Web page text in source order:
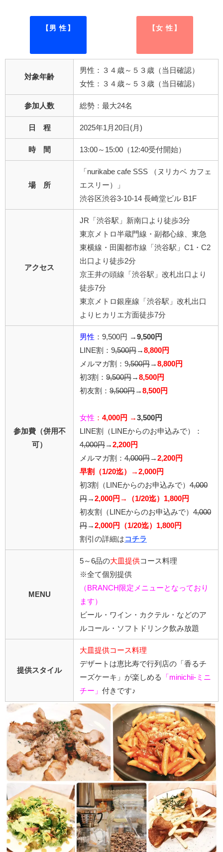
【男 性】 【女 性】
対象年齢
男性：３４歳～５３歳（当日確認）
女性：３４歳～５３歳（当日確認）
参加人数 総勢：最大24名
日 程 2025年1月20日(月)
時 間 13:00～15:00（12:40受付開始）
場 所
「nurikabe cafe SSS （ヌリカベ カフェ
エスリー）」
渋谷区渋谷3-10-14 長崎堂ビル B1F
アクセス
JR「渋谷駅」新南口より徒歩3分
東京メトロ半蔵門線・副都心線、東急
東横線・田園都市線「渋谷駅」C1・C2
出口より徒歩2分
京王井の頭線「渋谷駅」改札出口より
徒歩7分
東京メトロ銀座線「渋谷駅」改札出口
よりヒカリエ方面徒歩7分
参加費（併用不
可）
男性 ：9,500円 → 9,500円
LINE割：9,500円 → 8,800円
メルマガ割：9,500円 → 8,800円
初3割： 9,500円 → 8,500円
初友割： 9,500円 → 8,500円
女性 ： 4,000円 → 3,500円
LINE割
（LINEからのお申込みで）
：
4,000円 → 2,200円
メルマガ割： 4,000円 → 2,200円
早割（1/20迄）→2,000円
初3割（LINEからのお申込みで） 4,000
円 → 2,000円→（1/20迄）1,800円
初友割（LINEからのお申込みで） 4,000
円 → 2,000円（1/20迄）1,800円
割引の詳細は コチラ
MENU
5～6品の大皿提供コース料理
※全て個別提供
（BRANCH限定メニューとなっており
ます）
ビール・ワイン・カクテル・などのア
ルコール・ソフトドリンク飲み放題
提供スタイル
大皿提供コース料理
デザートは恵比寿で行列店の「香るチ
ーズケーキ」が楽しめる
「minichii-ミニ
チー」 付きです♪